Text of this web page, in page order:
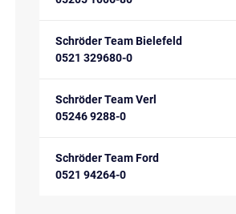
Schröder Team Bielefeld
0521 329680-0
Schröder Team Verl
05246 9288-0
Schröder Team Ford
0521 94264-0